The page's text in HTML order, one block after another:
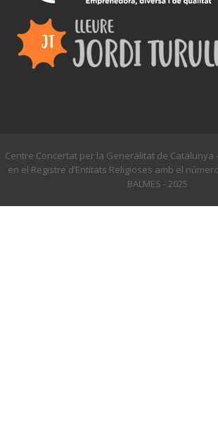
Centre Concertat per la Generalitat de Catalunya -
en el Registre d’Entitats Religioses amb el
BALMES - 2025